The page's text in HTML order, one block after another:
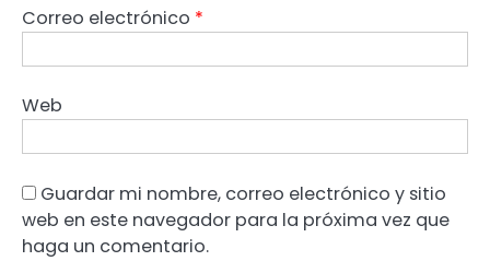
Correo electrónico *
Web
Guardar mi nombre, correo electrónico y sitio
web en este navegador para la próxima vez que
haga un comentario.